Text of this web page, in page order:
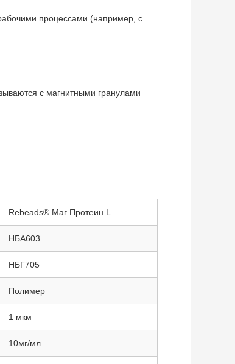
процессами (например, с
с магнитными гранулами
Rebeads® Маг Протеин L
НБА603
НБГ705
Полимер
1 мкм
10мг/мл